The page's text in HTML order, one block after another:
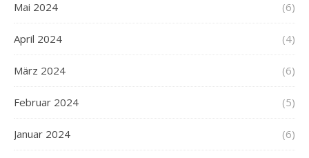
Mai 2024 (6)
April 2024 (4)
März 2024 (6)
Februar 2024 (5)
Januar 2024 (6)